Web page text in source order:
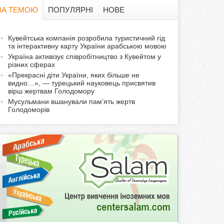
а
ф
р
м
а
ТЕМОЮ
т
ПОПУЛЯРНІ НОВЕ
Кувейтська компанія розробила туристичний гід
та інтерактивну карту України арабською мовою
Україна активізує співробітництво з Кувейтом у
різних сферах
«Прекрасні діти України, яких більше не
видно…», — турецький науковець присвятив
вірш жертвам Голодомору
Мусульмани вшанували пам’ять жертв
Голодоморів